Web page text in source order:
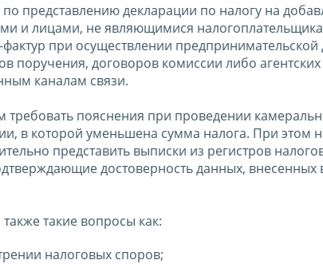
представлению декларации по налогу на
и лицами, не являющимися
при осуществлении предпринимательской
поручения, договоров комиссии либо
каналам связи.
требовать пояснения при проведении
в которой уменьшена сумма налога. При этом
представить выписки из регистров
достоверность данных, внесенных
такие вопросы как:
налоговых споров;